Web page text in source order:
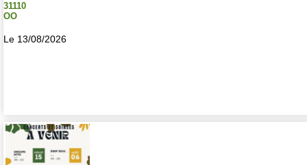
31110
OO
Le 13/08/2026